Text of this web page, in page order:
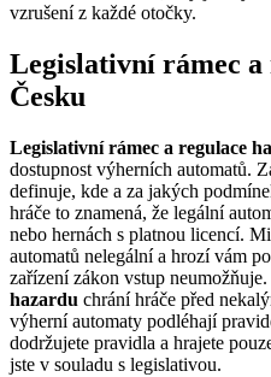
vzrušení z každé otočky.
Legislativní rámec a
Česku
Legislativní rámec a regulace
dostupnost výherních automatů.
definuje, kde a za jakých
hráče to znamená, že legální
nebo hernách s platnou licencí.
automatů nelegální a hrozí vám
zařízení zákon vstup
hazardu chrání hráče před
výherní automaty podléhají
dodržujete pravidla a hrajete
jste v souladu s legislativou.